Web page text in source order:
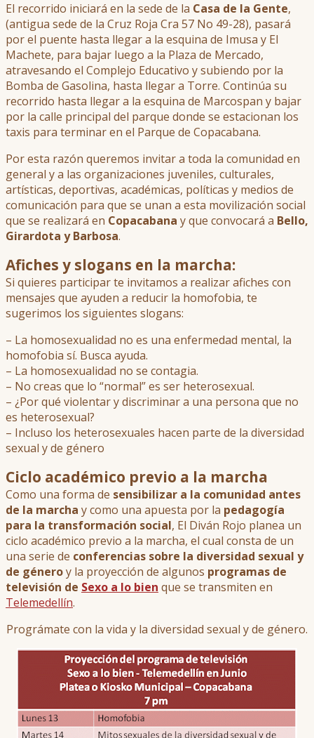
El recorrido iniciará en la sede de la Casa de la Gente,
(antigua sede de la Cruz Roja Cra 57 No 49-28), pasará
por el puente hasta llegar a la esquina de Imusa y El
Machete, para bajar luego a la Plaza de Mercado,
atravesando el Complejo Educativo y subiendo por la
Bomba de Gasolina, hasta llegar a Torre. Continúa su
recorrido hasta llegar a la esquina de Marcospan y bajar
por la calle principal del parque donde se estacionan los
taxis para terminar en el Parque de Copacabana.
Por esta razón queremos invitar a toda la comunidad en
general y a las organizaciones juveniles, culturales,
artísticas, deportivas, académicas, políticas y medios de
comunicación para que se unan a esta movilización social
que se realizará en Copacabana y que convocará a Bello,
Girardota y Barbosa.
Afiches y slogans en la marcha:
Si quieres participar te invitamos a realizar afiches con
mensajes que ayuden a reducir la homofobia, te
sugerimos los siguientes slogans:
– La homosexualidad no es una enfermedad mental, la
homofobia sí. Busca ayuda.
– La homosexualidad no se contagia.
– No creas que lo “normal” es ser heterosexual.
– ¿Por qué violentar y discriminar a una persona que no
es heterosexual?
– Incluso los heterosexuales hacen parte de la diversidad
sexual y de género
Ciclo académico previo a la marcha
Como una forma de sensibilizar a la comunidad antes
de la marcha y como una apuesta por la pedagogía
para la transformación social, El Diván Rojo planea un
ciclo académico previo a la marcha, el cual consta de un
una serie de conferencias sobre la diversidad sexual y
de géneroy la proyección de algunos programas de
televisión de Sexo a lo bien que se transmiten en
Telemedellín.
Prográmate con la vida y la diversidad sexual y de género.